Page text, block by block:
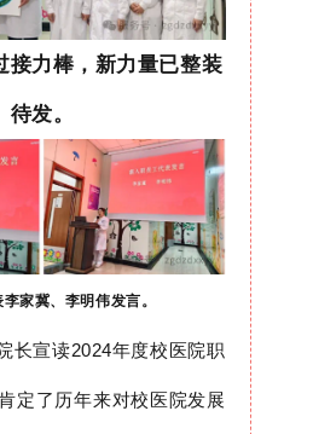
接力棒，新力量已整装
待发。
家冀、李明伟发言。
长宣读2024年度校医院职
定了历年来对校医院发展